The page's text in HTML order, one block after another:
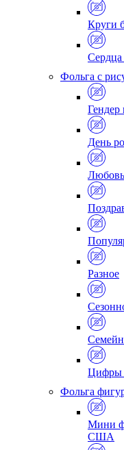
Круги
Сердца
Фольга с
Гендер
День
Любовь
Разное
Цифры
Фольга
Мини
США